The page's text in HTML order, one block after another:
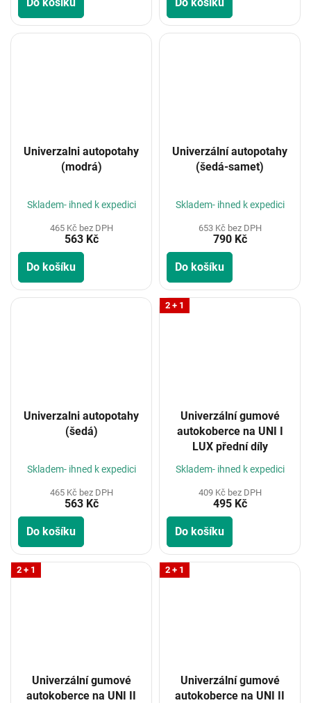
Univerzalni autopotahy
(modrá)
Skladem- ihned k expedici
465 Kč bez DPH
563 Kč
Do košíku
Univerzální autopotahy
(šedá-samet)
Skladem- ihned k expedici
653 Kč bez DPH
790 Kč
Do košíku
Univerzalni autopotahy
(šedá)
Skladem- ihned k expedici
465 Kč bez DPH
563 Kč
Do košíku
2 + 1
Univerzální gumové
autokoberce na UNI I
LUX přední díly
Skladem- ihned k expedici
409 Kč bez DPH
495 Kč
Do košíku
2 + 1
Univerzální gumové
autokoberce na UNI II
2 + 1
Univerzální gumové
autokoberce na UNI II